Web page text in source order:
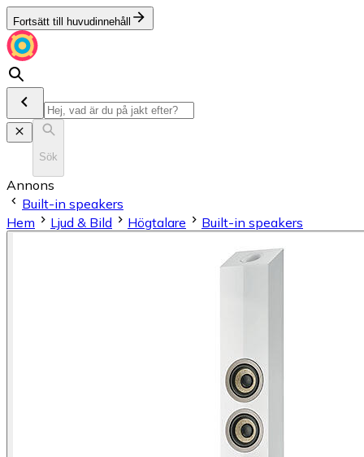
Fortsätt till huvudinnehåll
Sök
Annons
Built-in speakers
Hem
Ljud & Bild Högtalare Built-in speakers